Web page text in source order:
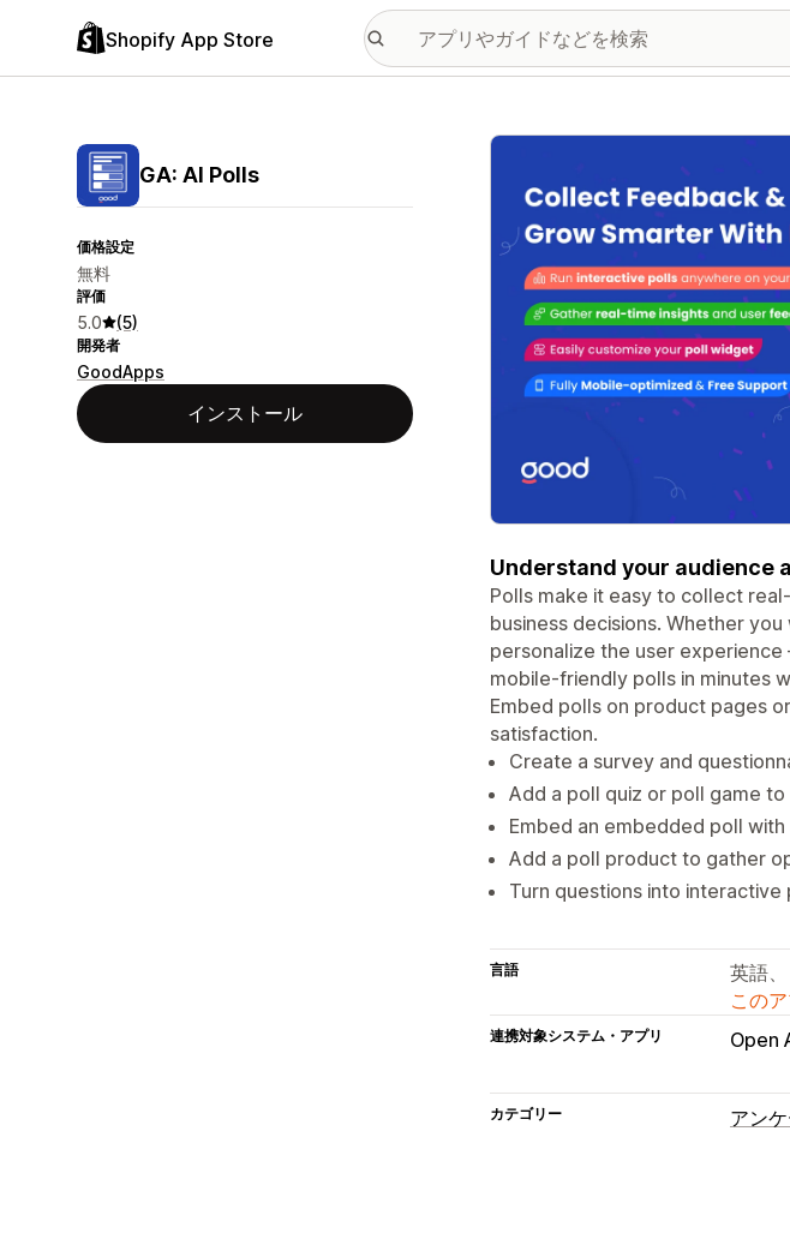
Shopify App Store
GA: AI Polls
価格設定
無料
評価
5.0 (5)
開発者
GoodApps
インストール
特集の画像ギャラリー
Understand your audience
Polls make it easy to collect
business decisions. Whether
personalize the user
mobile-friendly polls in minutes
Embed polls on product pages
satisfaction.
Create a survey and
Add a poll quiz or poll game
Embed an embedded poll
Add a poll product to gather
Turn questions into interactive
言語
英語
この
連携対象システム・アプリ Open
カテゴリー アンケ